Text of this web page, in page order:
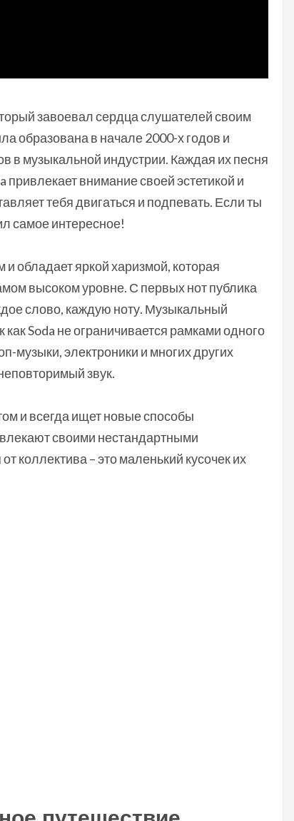
завоевал сердца слушателей своим
образована в начале 2000-х годов и
в музыкальной индустрии. Каждая их песня
привлекает внимание своей эстетикой и
тебя двигаться и подпевать. Если ты
самое интересное!
и обладает яркой харизмой, которая
высоком уровне. С первых нот публика
слово, каждую ноту. Музыкальный
Soda не ограничивается рамками одного
музыки, электроники и многих других
звук.
и всегда ищет новые способы
своими нестандартными
коллектива – это маленький кусочек их